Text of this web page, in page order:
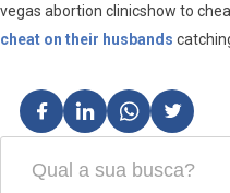
vegas abortion clinicshow to
cheat on their husbands